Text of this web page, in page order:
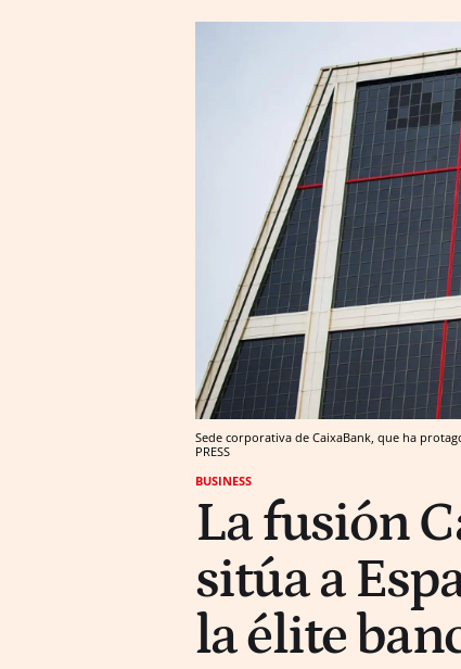
Sede corporativa de CaixaBank, que ha
PRESS
BUSINESS
La fusión
sitúa a
la élite